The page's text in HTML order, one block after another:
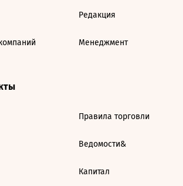
Редакция
Менеджмент
Правила торговли
Ведомости&
Капитал